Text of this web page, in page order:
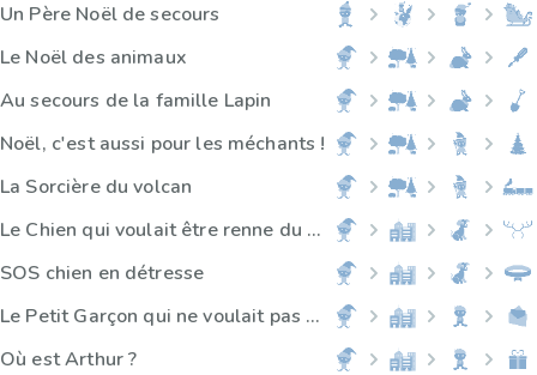
Un Père Noël de secours
Le Noël des animaux
Au secours de la famille Lapin
Noël, c'est aussi pour les méchants !
La Sorcière du volcan
Le Chien qui voulait être renne du Père Noël
SOS chien en détresse
Le Petit Garçon qui ne voulait pas de cadeau
Où est Arthur ?